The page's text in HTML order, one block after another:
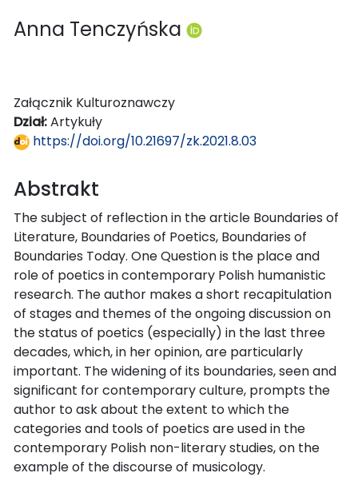
Anna Tenczyńska
Załącznik Kulturoznawczy
Dział:Artykuły
https://doi.org/10.21697/zk.2021.8.03
Abstrakt
The subject of reflection in the article Boundaries of
Literature, Boundaries of Poetics, Boundaries of
Boundaries Today. One Question is the place and
role of poetics in contemporary Polish humanistic
research. The author makes a short recapitulation
of stages and themes of the ongoing discussion on
the status of poetics (especially) in the last three
decades, which, in her opinion, are particularly
important. The widening of its boundaries, seen and
significant for contemporary culture, prompts the
author to ask about the extent to which the
categories and tools of poetics are used in the
contemporary Polish non-literary studies, on the
example of the discourse of musicology.